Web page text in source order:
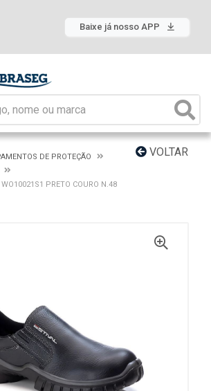
Baixe já nosso APP
VOLTAR
DE PROTEÇÃO
PRETO COURO N.48